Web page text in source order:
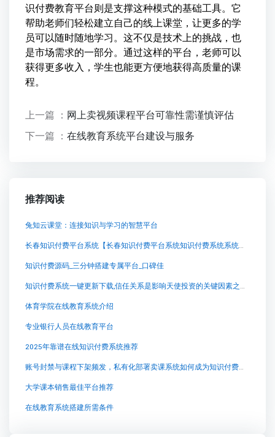
识付费教育平台则是支撑这种模式的基础工具。它
帮助老师们轻松建立自己的线上课堂，让更多的学
员可以随时随地学习。这不仅是技术上的挑战，也
是市场需求的一部分。通过这样的平台，老师可以
获得更多收入，学生也能更方便地获得高质量的课
程。
上一篇 ： 网上卖视频课程平台可靠性需谨慎评估
下一篇 ： 在线教育系统平台建设与服务
推荐阅读
兔知云课堂：连接知识与学习的智慧平台
长春知识付费平台系统【长春知识付费平台系统知识付费系统系统怎么制作，知识付费系统搭建使用教程】
知识付费源码_三分钟搭建专属平台_口碑佳
知识付费系统一键更新下载,信任关系是影响天使投资的关键因素之一，而建立这种信任关系的核心在于创业者与天使投资人之间的“信任距离”。简而言之，距离越近的创业者更容易获得天使投资人的支持和投资。那么，如何通过不同的路径接近“信任距离”近的天使投资人呢？父母及亲属、校友等朋友圈子、熟人引荐、中介机构、投资及创业聚会、专场路演、网上公开的联系方式及天使投资人名录等都成为了寻找天使投资人的主要路径。
体育学院在线教育系统介绍
专业银行人员在线教育平台
2025年靠谱在线知识付费系统推荐
账号封禁与课程下架频发，私有化部署卖课系统如何成为知识付费的安全基石
大学课本销售最佳平台推荐
在线教育系统搭建所需条件